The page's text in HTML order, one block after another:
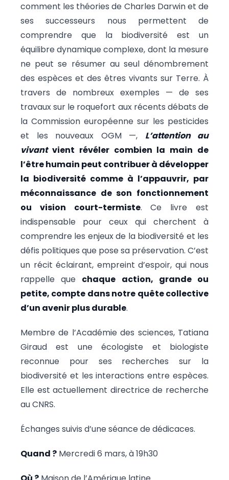
comment les théories de Charles Darwin et de
ses successeurs nous permettent de
comprendre que la biodiversité est un
équilibre dynamique complexe, dont la mesure
ne peut se résumer au seul dénombrement
des espèces et des êtres vivants sur Terre. À
travers de nombreux exemples — de ses
travaux sur le roquefort aux récents débats de
la Commission européenne sur les pesticides
et les nouveaux OGM —, L’attention au
vivantvient révéler combien la main de
l’être humain peut contribuer à développer
la biodiversité comme à l’appauvrir, par
méconnaissance de son fonctionnement
ou vision court-termiste. Ce livre est
indispensable pour ceux qui cherchent à
comprendre les enjeux de la biodiversité et les
défis politiques que pose sa préservation. C’est
un récit éclairant, empreint d’espoir, qui nous
rappelle que chaque action, grande ou
petite, compte dans notre quête collective
d’un avenir plus durable.
Membre de l’Académie des sciences, Tatiana
Giraud est une écologiste et biologiste
reconnue pour ses recherches sur la
biodiversité et les interactions entre espèces.
Elle est actuellement directrice de recherche
au CNRS.
Échanges suivis d’une séance de dédicaces.
Quand ? Mercredi 6 mars, à 19h30